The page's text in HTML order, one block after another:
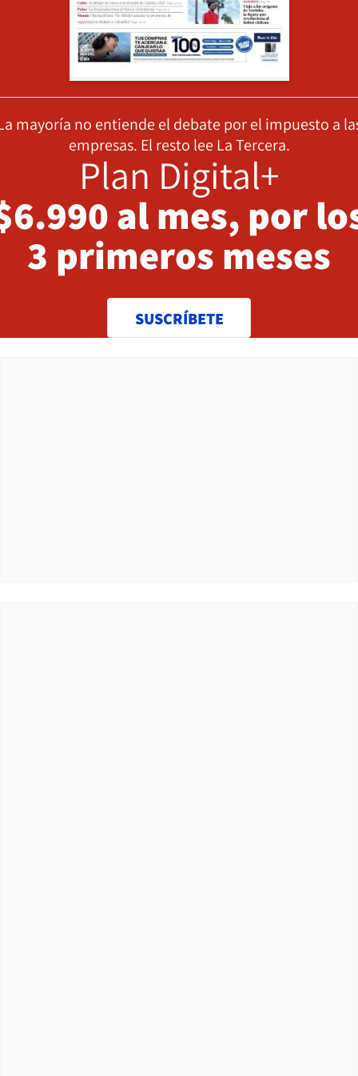
mayoría no entiende el debate por el impuesto a
empresas. El resto lee La Tercera.
Plan Digital+
al mes, por
3 primeros meses
SUSCRÍBETE